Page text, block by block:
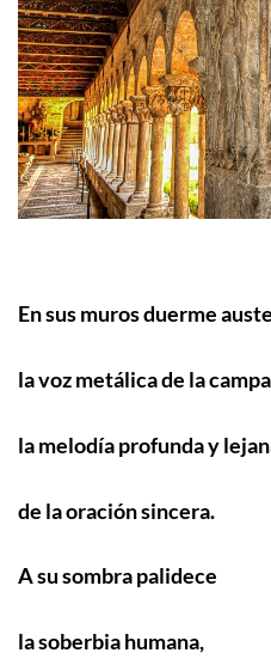
En sus muros duerme
la voz metálica de la
la melodía profunda y
de la oración sincera.
A su sombra palidece
la soberbia humana,